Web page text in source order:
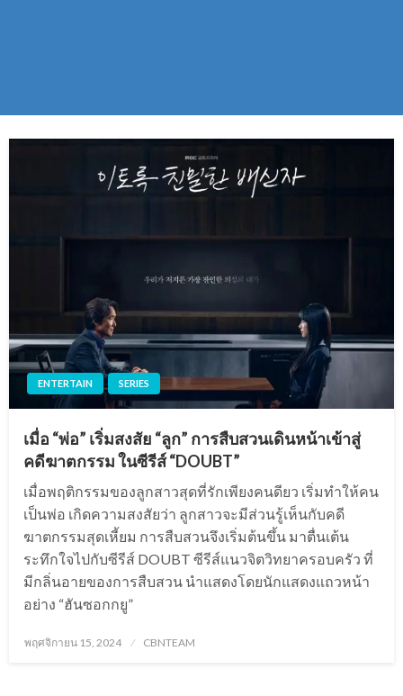
ENTERTAIN SERIES
เมื่อ “พ่อ” เริ่มสงสัย “ลูก” การสืบสวนเดินหน้าเข้าสู่
คดีฆาตกรรม ในซีรีส์ “DOUBT”
เมื่อพฤติกรรมของลูกสาวสุดที่รักเพียงคนดียว เริ่มทำให้คน
เป็นพ่อ เกิดความสงสัยว่า ลูกสาวจะมีส่วนรู้เห็นกับคดี
ฆาตกรรมสุดเหี้ยม การสืบสวนจึงเริ่มต้นขึ้น มาตื่นเต้น
ระทึกใจไปกับซีรีส์ DOUBT ซีรีส์แนวจิตวิทยาครอบครัว ที่
มีกลิ่นอายของการสืบสวน นำแสดงโดยนักแสดงแถวหน้า
อย่าง “ฮันซอกกยู”
Posted
พฤศจิกายน 15, 2024 CBNTEAM